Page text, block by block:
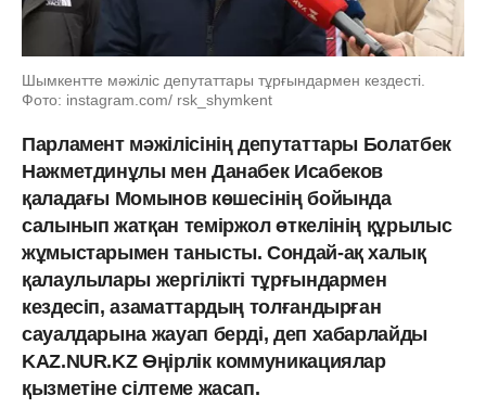
Шымкентте мәжіліс депутаттары тұрғындармен кездесті.
Фото: instagram.com/ rsk_shymkent
Парламент мәжілісінің депутаттары Болатбек
Нажметдинұлы мен Данабек Исабеков
қаладағы Момынов көшесінің бойында
салынып жатқан теміржол өткелінің құрылыс
жұмыстарымен танысты. Сондай-ақ халық
қалаулылары жергілікті тұрғындармен
кездесіп, азаматтардың толғандырған
сауалдарына жауап берді, деп хабарлайды
KAZ.NUR.KZ Өңірлік коммуникациялар
қызметіне сілтеме жасап.